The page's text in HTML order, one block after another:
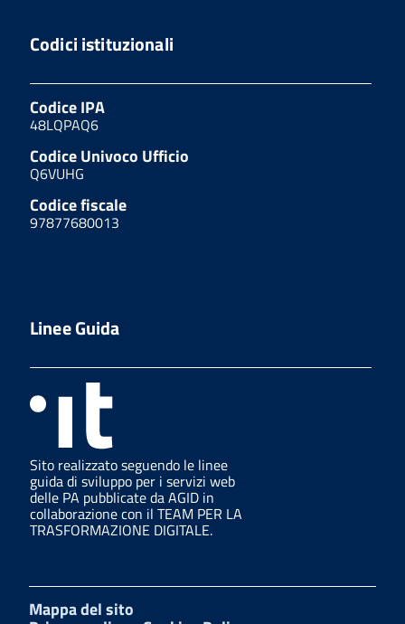
Codici istituzionali
Codice IPA
48LQPAQ6
Codice Univoco Ufficio
Q6VUHG
Codice fiscale
97877680013
Linee Guida
Sito realizzato seguendo le linee
guida di sviluppo per i servizi web
delle PA pubblicate da AGID in
collaborazione con il TEAM PER LA
TRASFORMAZIONE DIGITALE.
Mappa del sito